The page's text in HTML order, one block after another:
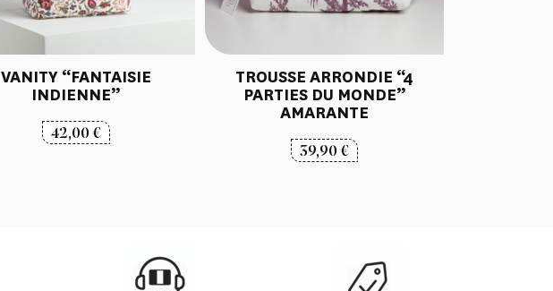
VANITY “FANTAISIE
INDIENNE”
42,00€
TROUSSE ARRONDIE “4
PARTIES DU MONDE”
AMARANTE
39,90€